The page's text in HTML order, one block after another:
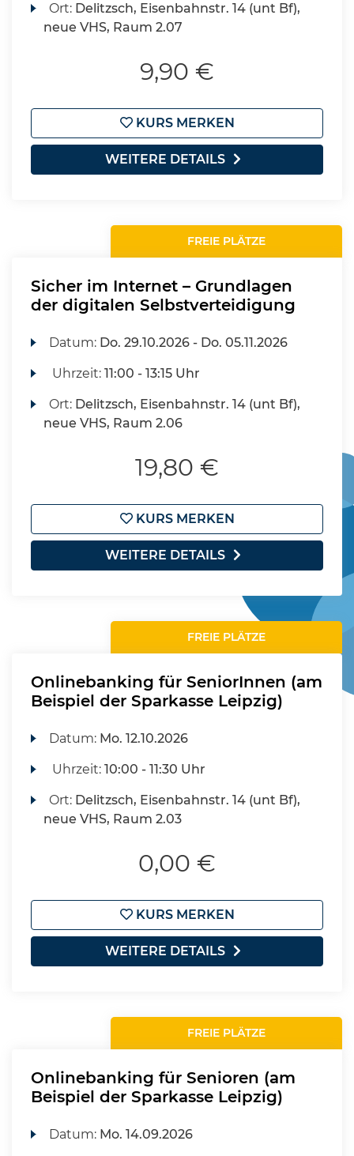
Ort: Delitzsch, Eisenbahnstr. 14 (unt Bf),
neue VHS, Raum 2.07
9,90 €
KURS MERKEN
WEITERE DETAILS
FREIE PLÄTZE
Sicher im Internet – Grundlagen
der digitalen Selbstverteidigung
Datum: Do. 29.10.2026 - Do. 05.11.2026
Uhrzeit:11:00 - 13:15 Uhr
Ort: Delitzsch, Eisenbahnstr. 14 (unt Bf),
neue VHS, Raum 2.06
19,80 €
KURS MERKEN
WEITERE DETAILS
FREIE PLÄTZE
Onlinebanking für SeniorInnen (am
Beispiel der Sparkasse Leipzig)
Datum: Mo. 12.10.2026
Uhrzeit:10:00 - 11:30 Uhr
Ort: Delitzsch, Eisenbahnstr. 14 (unt Bf),
neue VHS, Raum 2.03
0,00 €
KURS MERKEN
WEITERE DETAILS
FREIE PLÄTZE
Onlinebanking für Senioren (am
Beispiel der Sparkasse Leipzig)
Datum: Mo. 14.09.2026